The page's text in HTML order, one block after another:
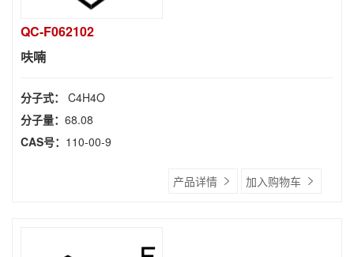
QC-F062102
呋喃
分子式： C4H4O
分子量： 68.08
CAS号： 110-00-9
产品详情 加入购物车